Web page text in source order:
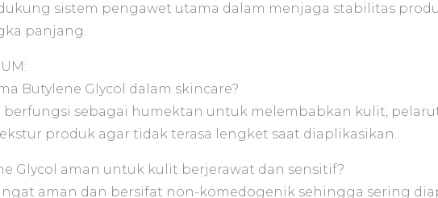
sistem pengawet utama dalam menjaga stabilitas
panjang.
Butylene Glycol dalam skincare?
berfungsi sebagai humektan untuk melembabkan kulit,
produk agar tidak terasa lengket saat diaplikasikan.
Glycol aman untuk kulit berjerawat dan sensitif?
aman dan bersifat non-komedogenik sehingga sering